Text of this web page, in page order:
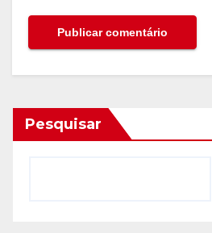
Pesquisar